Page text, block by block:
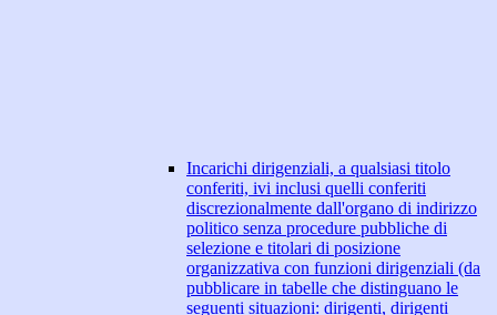
Incarichi dirigenziali, a qualsiasi titolo
conferiti, ivi inclusi quelli conferiti
discrezionalmente dall'organo di indirizzo
politico senza procedure pubbliche di
selezione e titolari di posizione
organizzativa con funzioni dirigenziali (da
pubblicare in tabelle che distinguano le
seguenti situazioni: dirigenti, dirigenti